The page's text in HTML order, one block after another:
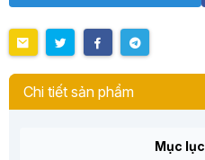
Chi tiết sản phẩm
Mục lục